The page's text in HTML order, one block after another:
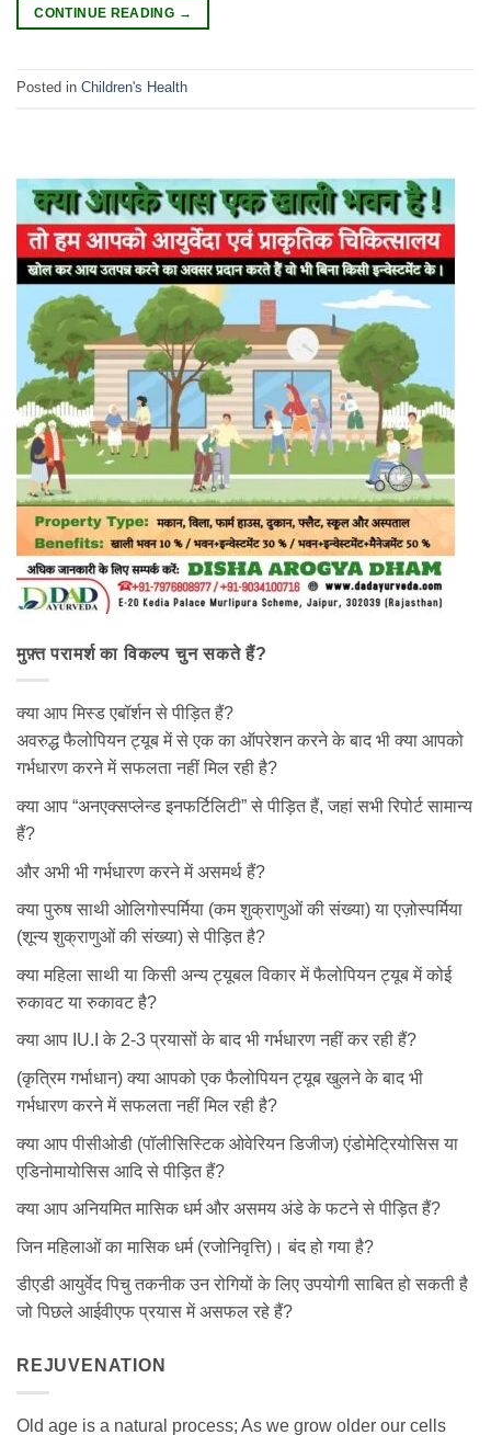
CONTINUE READING →
Posted in Children's Health
मुफ़्त परामर्श का विकल्प चुन सकते हैं?
क्या आप मिस्ड एबॉर्शन से पीड़ित हैं?
अवरुद्ध फैलोपियन ट्यूब में से एक का ऑपरेशन करने के बाद भी क्या आपको
गर्भधारण करने में सफलता नहीं मिल रही है?
क्या आप “अनएक्सप्लेन्ड इनफर्टिलिटी” से पीड़ित हैं, जहां सभी रिपोर्ट सामान्य
हैं?
और अभी भी गर्भधारण करने में असमर्थ हैं?
क्या पुरुष साथी ओलिगोस्पर्मिया (कम शुक्राणुओं की संख्या) या एज़ोस्पर्मिया
(शून्य शुक्राणुओं की संख्या) से पीड़ित है?
क्या महिला साथी या किसी अन्य ट्यूबल विकार में फैलोपियन ट्यूब में कोई
रुकावट या रुकावट है?
क्या आप IU.I के 2-3 प्रयासों के बाद भी गर्भधारण नहीं कर रही हैं?
(कृत्रिम गर्भाधान) क्या आपको एक फैलोपियन ट्यूब खुलने के बाद भी
गर्भधारण करने में सफलता नहीं मिल रही है?
क्या आप पीसीओडी (पॉलीसिस्टिक ओवेरियन डिजीज) एंडोमेट्रियोसिस या
एडिनोमायोसिस आदि से पीड़ित हैं?
क्या आप अनियमित मासिक धर्म और असमय अंडे के फटने से पीड़ित हैं?
जिन महिलाओं का मासिक धर्म (रजोनिवृत्ति)। बंद हो गया है?
डीएडी आयुर्वेद पिचु तकनीक उन रोगियों के लिए उपयोगी साबित हो सकती है
जो पिछले आईवीएफ प्रयास में असफल रहे हैं?
REJUVENATION
Old age is a natural process; As we grow older our cells